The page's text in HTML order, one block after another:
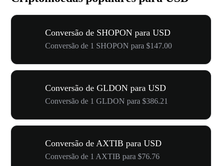
Conversão de SHOPON para USD
Conversão de 1 SHOPON para $147.00
Conversão de GLDON para USD
Conversão de 1 GLDON para $386.21
Conversão de AXTIB para USD
Conversão de 1 AXTIB para $76.76